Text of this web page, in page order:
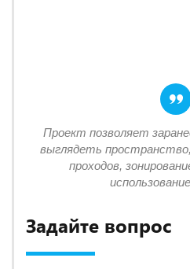
Задайте вопрос
Проект позволяет
выглядеть
проходов,